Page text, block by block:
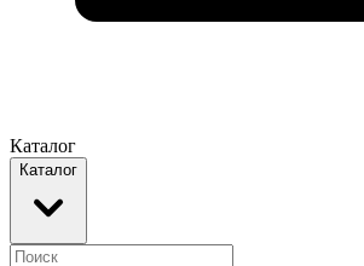
Каталог
Каталог